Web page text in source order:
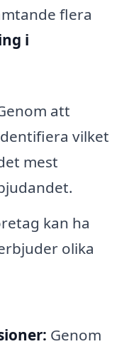
flera
i
att
vilket
mest
kan ha
olika
Genom